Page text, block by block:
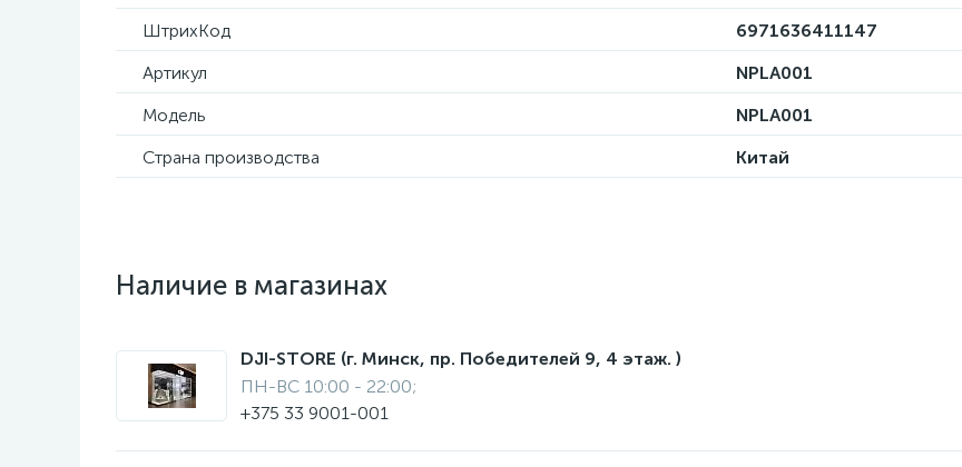
ШтрихКод
6971636411147
Артикул
NPLA001
Модель
NPLA001
Страна производства
Китай
Наличие в магазинах
DJI-STORE (г. Минск, пр. Победителей 9, 4 этаж. )
ПН-ВС 10:00 - 22:00;
+375 33 9001-001